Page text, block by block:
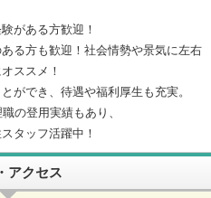
がある方歓迎！
る方も歓迎！社会情勢や景気に左右
ススメ！
ができ、待遇や福利厚生も充実。
の登用実績もあり、
タッフ活躍中！
アクセス